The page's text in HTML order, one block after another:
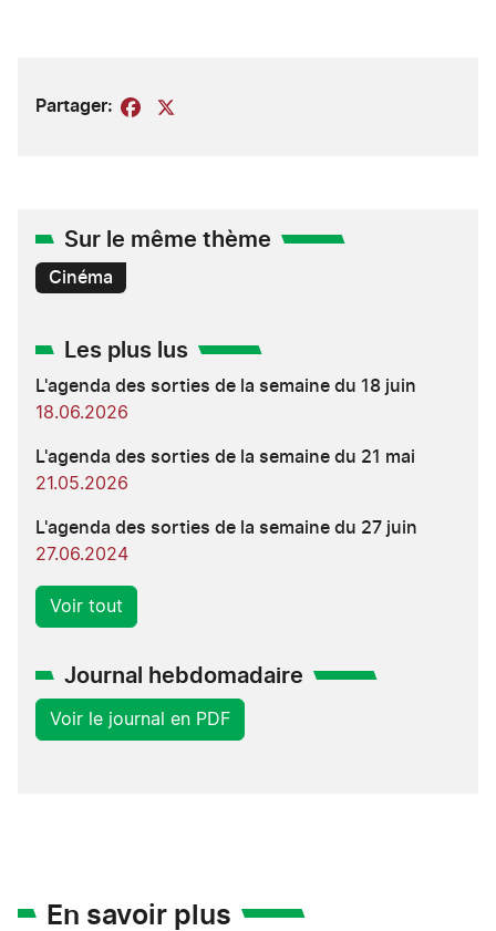
Partager: Facebook
Sur le même thème
Cinéma
Les plus lus
L'agenda des sorties de la semaine du 18 juin
18.06.2026
L'agenda des sorties de la semaine du 21 mai
21.05.2026
L'agenda des sorties de la semaine du 27 juin
27.06.2024
Voir tout
Journal hebdomadaire
Voir le journal en PDF
En savoir plus